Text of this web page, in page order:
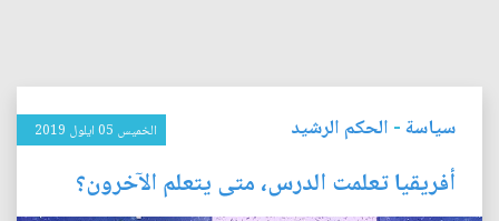
سياسة- الحكم الرشيد الخميس 05 ايلول 2019
أفريقيا تعلمت الدرس، متى يتعلم الآخرون؟